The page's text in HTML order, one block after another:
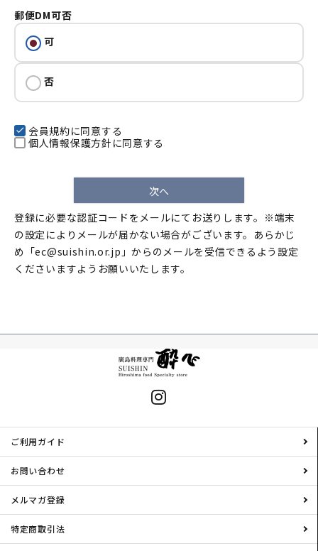
郵便DM可否
可
否
会員規約に同意する
個人情報保護方針 に同意する
次へ
登録に必要な認証コードをメールにてお送りします。※端末
の設定によりメールが届かない場合がございます。あらかじ
め「ec@suishin.or.jp」からのメールを受信できるよう設定
くださいますようお願いいたします。
ご利用ガイド
お問い合わせ
メルマガ登録
特定商取引法